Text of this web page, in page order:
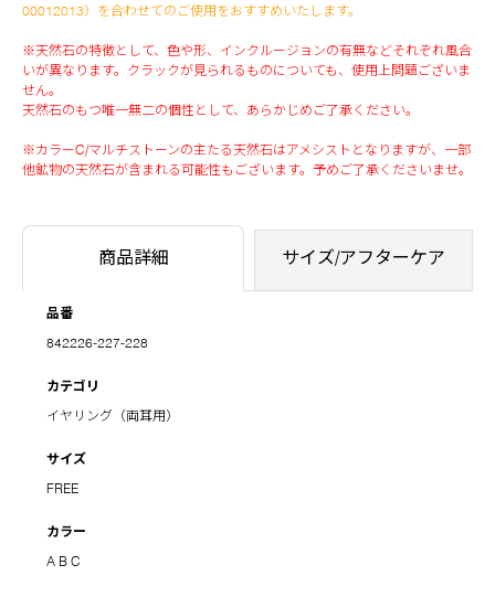
00012013）を合わせてのご使用をおすすめいたします。
※天然石の特徴として、色や形、インクルージョンの有無などそれぞれ風合
いが異なります。クラックが見られるものについても、使用上問題ございま
せん。
天然石のもつ唯一無二の個性として、あらかじめご了承ください。
※カラーC/マルチストーンの主たる天然石はアメシストとなりますが、一部
他鉱物の天然石が含まれる可能性もございます。予めご了承くださいませ。
商品詳細 サイズ/アフターケア
品番
842226-227-228
カテゴリ
イヤリング（両耳用）
サイズ
FREE
カラー
A B C